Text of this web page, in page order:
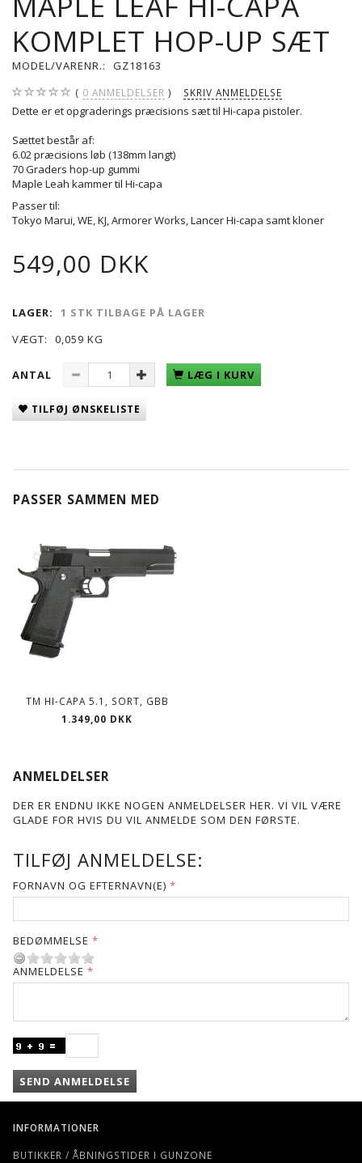
KOMPLET HOP-UP SÆT
MODEL/VARENR.: GZ18163
0 ANMELDELSER SKRIV ANMELDELSE
Dette er et opgraderings præcisions sæt til Hi-capa pistoler.
Sættet består af:
6.02 præcisions løb (138mm langt)
70 Graders hop-up gummi
Maple Leah kammer til Hi-capa
Passer til:
Tokyo Marui, WE, KJ, Armorer Works, Lancer Hi-capa samt kloner
549,00 DKK
LAGER:
1 STK TILBAGE PÅ LAGER
VÆGT:
0,059 KG
ANTAL LÆG I KURV
TILFØJ ØNSKELISTE
PASSER SAMMEN MED
TM HI-CAPA 5.1, SORT, GBB
1.349,00 DKK
ANMELDELSER
DER ER ENDNU IKKE NOGEN ANMELDELSER HER. VI VIL VÆRE
GLADE FOR HVIS DU VIL ANMELDE SOM DEN FØRSTE.
TILFØJ ANMELDELSE:
FORNAVN OG EFTERNAVN(E)
BEDØMMELSE
ANMELDELSE
SEND ANMELDELSE
INFORMATIONER
BUTIKKER / ÅBNINGSTIDER I GUNZONE